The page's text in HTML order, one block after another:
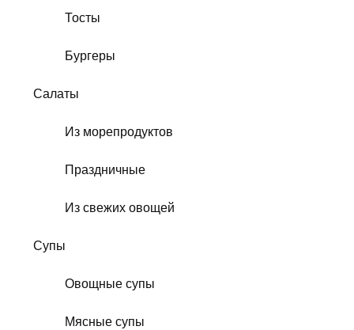
Тосты
Бургеры
Салаты
Из морепродуктов
Праздничные
Из свежих овощей
Супы
Овощные супы
Мясные супы